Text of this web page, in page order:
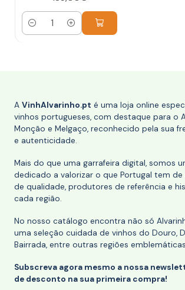
Quantidade
A VinhAlvarinho.pt é uma loja online
vinhos portugueses, com destaque para o
Monção e Melgaço, reconhecido pela sua
e autenticidade.
Mais do que uma garrafeira digital, somos
dedicado a valorizar o que Portugal tem de
de qualidade, produtores de referência e
cada região.
No nosso catálogo encontra não só
uma seleção cuidada de vinhos do Douro,
Bairrada, entre outras regiões
Subscreva agora mesmo a nossa
de desconto na sua primeira compra!